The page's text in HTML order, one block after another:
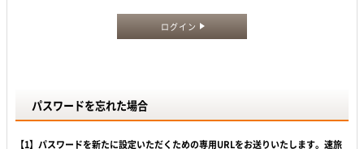
ログイン
パスワードを忘れた場合
【1】パスワードを新たに設定いただくための専用URLをお送りいたします。速旅